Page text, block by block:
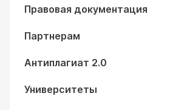
Правовая документация
Партнерам
Антиплагиат 2.0
Университеты